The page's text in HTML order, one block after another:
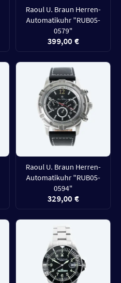
Raoul U. Braun Herren-
Automatikuhr "RUB05-
0579"
399,00 €
Raoul U. Braun Herren-
Automatikuhr "RUB05-
0594"
329,00 €